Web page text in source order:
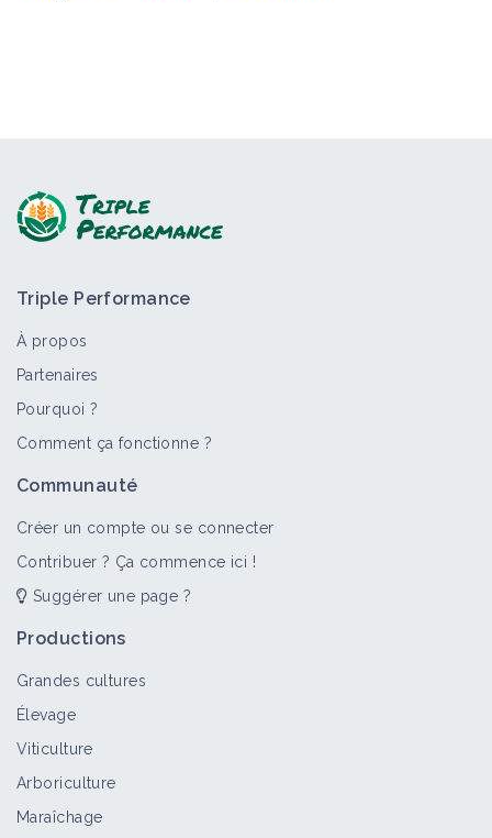
Triple Performance
À propos
Partenaires
Pourquoi ?
Comment ça fonctionne ?
Communauté
Créer un compte ou se connecter
Contribuer ? Ça commence ici !
Suggérer une page ?
Productions
Grandes cultures
Élevage
Viticulture
Arboriculture
Maraîchage